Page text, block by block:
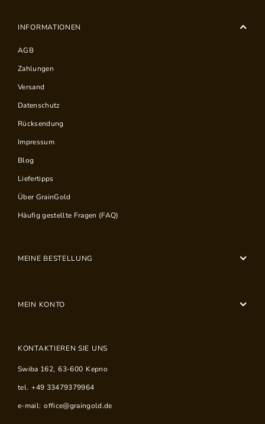
INFORMATIONEN
AGB
Zahlungen
Versand
Datenschutz
Rücksendung
Impressum
Blog
Liefertipps
Über GrainGold
Häufig gestellte Fragen (FAQ)
MEINE BESTELLUNG
MEIN KONTO
KONTAKTIEREN SIE UNS
Swiba 162, 63-600 Kepno
tel. +49 33479379964
e-mail: office@graingold.de